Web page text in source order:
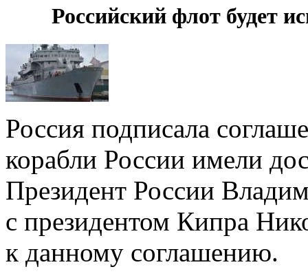
Российский флот будет
Россия подписала
корабли России имели
Президент России
с президентом Кипра
к данному соглашению.